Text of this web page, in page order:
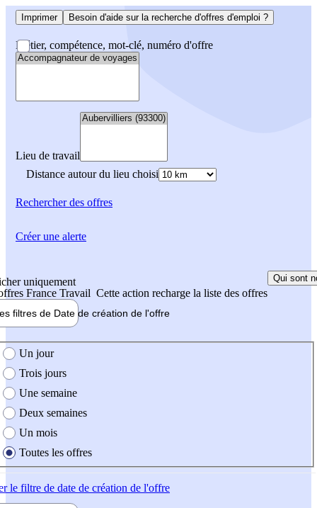
Imprimer Besoin d'aide sur la recherche d'offres d'emploi ?
Métier, compétence, mot-clé, numéro d'offre
Lieu de travail
Distance autour du lieu choisi
Rechercherdes offres
uniquement
France Travail Cette action recharge la liste des offres
Qui sont
filtres de Date de création de l'offre
création de l'offre
Un jour
Trois jours
Une semaine
Deux semaines
Un mois
Toutes les offres
le filtre de date de création de l'offre
Créer une alerte